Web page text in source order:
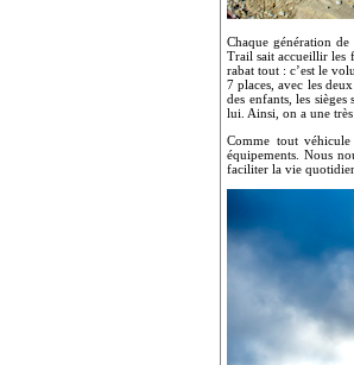
Chaque génération
Trail sait accueillir les
rabat tout : c’est le
7 places, avec les
des enfants, les
lui. Ainsi, on a une
Comme tout
équipements. Nous
faciliter la vie